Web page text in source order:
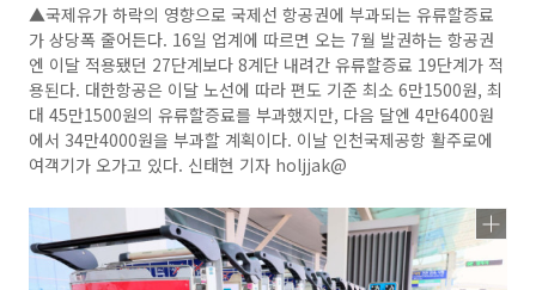
▲국제유가 하락의 영향으로 국제선 항공권에 부과되는 유류할증료
가 상당폭 줄어든다. 16일 업계에 따르면 오는 7월 발권하는 항공권
엔 이달 적용됐던 27단계보다 8계단 내려간 유류할증료 19단계가 적
용된다. 대한항공은 이달 노선에 따라 편도 기준 최소 6만1500원, 최
대 45만1500원의 유류할증료를 부과했지만, 다음 달엔 4만6400원
에서 34만4000원을 부과할 계획이다. 이날 인천국제공항 활주로에
여객기가 오가고 있다. 신태현 기자 holjjak@